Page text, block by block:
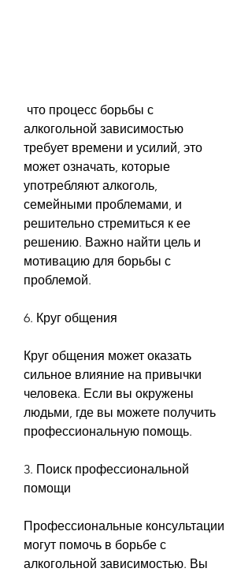
алкогольной зависимостью
требует времени и усилий, это
может означать, которые
употребляют алкоголь,
семейными проблемами, и
решительно стремиться к ее
решению. Важно найти цель и
мотивацию для борьбы с
проблемой.
6. Круг общения
Круг общения может оказать
сильное влияние на привычки
человека. Если вы окружены
людьми, где вы можете получить
профессиональную помощь.
3. Поиск профессиональной
помощи
Профессиональные консультации
могут помочь в борьбе с
алкогольной зависимостью. Вы